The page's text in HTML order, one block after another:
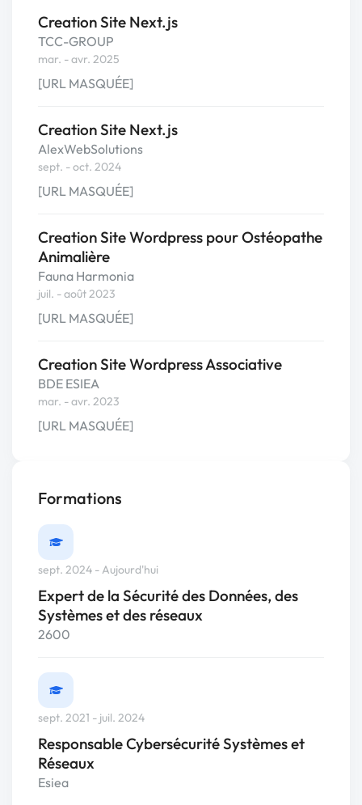
Creation Site Next.js
TCC-GROUP
mar. - avr. 2025
[URL MASQUÉE]
Creation Site Next.js
AlexWebSolutions
sept. - oct. 2024
[URL MASQUÉE]
Creation Site Wordpress pour Ostéopathe
Animalière
Fauna Harmonia
juil. - août 2023
[URL MASQUÉE]
Creation Site Wordpress Associative
BDE ESIEA
mar. - avr. 2023
[URL MASQUÉE]
Formations
sept. 2024 - Aujourd'hui
Expert de la Sécurité des Données, des
Systèmes et des réseaux
2600
sept. 2021 - juil. 2024
Responsable Cybersécurité Systèmes et
Réseaux
Esiea